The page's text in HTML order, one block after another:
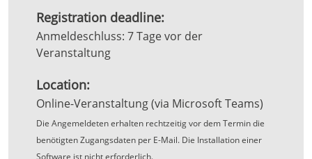
Registration deadline:
Anmeldeschluss: 7 Tage vor der
Veranstaltung
Location:
Online-Veranstaltung (via Microsoft Teams)
Die Angemeldeten erhalten rechtzeitig vor dem Termin die
benötigten Zugangsdaten per E-Mail. Die Installation einer